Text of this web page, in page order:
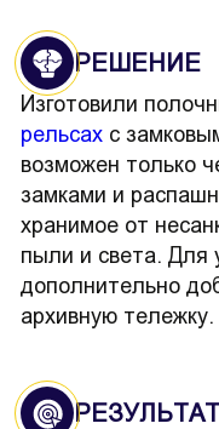
РЕШЕНИЕ
Изготовили
рельсах с
возможен только
замками и
хранимое от
пыли и света. Для
дополнительно
архивную тележку.
РЕЗУЛЬТАТ